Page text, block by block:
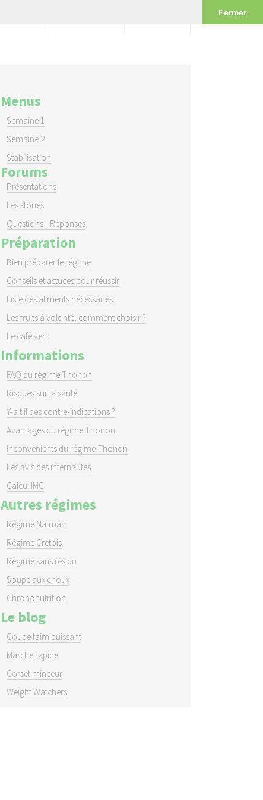
Fermer
Menus
Semaine 1
Semaine 2
Stabilisation
Forums
Présentations
Les stories
Questions - Réponses
Préparation
Bien préparer le régime
Conseils et astuces pour réussir
Liste des aliments nécessaires
Les fruits à volonté, comment choisir ?
Le café vert
Informations
FAQ du régime Thonon
Risques sur la santé
Y-a t'il des contre-indications ?
Avantages du régime Thonon
Inconvénients du régime Thonon
Les avis des internautes
Calcul IMC
Autres régimes
Régime Natman
Régime Cretois
Régime sans résidu
Soupe aux choux
Chrononutrition
Le blog
Coupe faim puissant
Marche rapide
Corset minceur
Weight Watchers